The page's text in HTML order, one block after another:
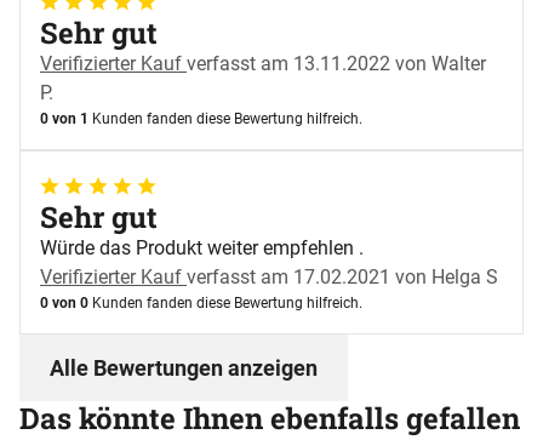
5 von 5
Sehr gut
Verifizierter Kauf verfasst am 13.11.2022 von Walter
P.
0 von 1 Kunden fanden diese Bewertung hilfreich.
5 von 5
Sehr gut
Würde das Produkt weiter empfehlen .
Verifizierter Kauf verfasst am 17.02.2021 von Helga S
0 von 0 Kunden fanden diese Bewertung hilfreich.
Alle Bewertungen anzeigen
Das könnte Ihnen ebenfalls gefallen